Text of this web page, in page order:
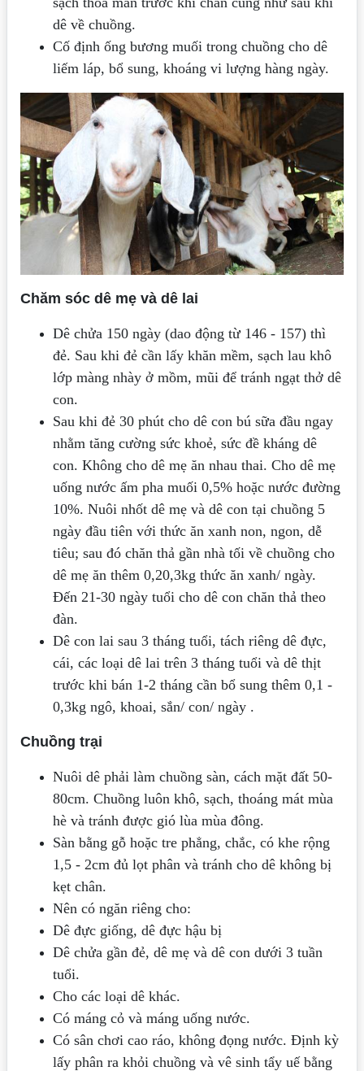
dê về chuồng.
Cố định ống bương muối trong chuồng cho dê
liếm láp, bổ sung, khoáng vi lượng hàng ngày.
Chăm sóc dê mẹ và dê lai
Dê chửa 150 ngày (dao động từ 146 - 157) thì
đẻ. Sau khi đẻ cần lấy khăn mềm, sạch lau khô
lớp màng nhày ở mồm, mũi để tránh ngạt thở dê
con.
Sau khi đẻ 30 phút cho dê con bú sữa đầu ngay
nhằm tăng cường sức khoẻ, sức đề kháng dê
con. Không cho dê mẹ ăn nhau thai. Cho dê mẹ
uống nước ấm pha muối 0,5% hoặc nước đường
10%. Nuôi nhốt dê mẹ và dê con tại chuồng 5
ngày đầu tiên với thức ăn xanh non, ngon, dễ
tiêu; sau đó chăn thả gần nhà tối về chuồng cho
dê mẹ ăn thêm 0,2­0,3kg thức ăn xanh/ ngày.
Đến 21-30 ngày tuổi cho dê con chăn thả theo
đàn.
Dê con lai sau 3 tháng tuổi, tách riêng dê đực,
cái, các loại dê lai trên 3 tháng tuổi và dê thịt
trước khi bán 1-2 tháng cần bổ sung thêm 0,1 -
0,3kg ngô, khoai, sắn/ con/ ngày .
Chuồng trại
Nuôi dê phải làm chuồng sàn, cách mặt đất 50­
80cm. Chuồng luôn khô, sạch, thoáng mát mùa
hè và tránh được gió lùa mùa đông.
Sàn bằng gỗ hoặc tre phẳng, chắc, có khe rộng
1,5 - 2cm đủ lọt phân và tránh cho dê không bị
kẹt chân.
Nên có ngăn riêng cho:
Dê đực giống, dê đực hậu bị
Dê chửa gần đẻ, dê mẹ và dê con dưới 3 tuần
tuổi.
Cho các loại dê khác.
Có máng cỏ và máng uống nước.
Có sân chơi cao ráo, không đọng nước. Định kỳ
lấy phân ra khỏi chuồng và vê sinh tẩy uế bằng